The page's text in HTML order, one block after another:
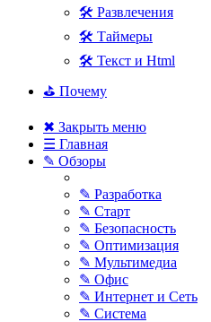
🛠 Развлечения
🛠 Таймеры
🛠 Текст и Html
⛳ Почему
✖ Закрыть меню
☰ Главная
✎ Обзоры
✎ Разработка
✎ Старт
✎ Безопасность
✎ Оптимизация
✎ Мультимедиа
✎ Офис
✎ Интернет и Сеть
✎ Система